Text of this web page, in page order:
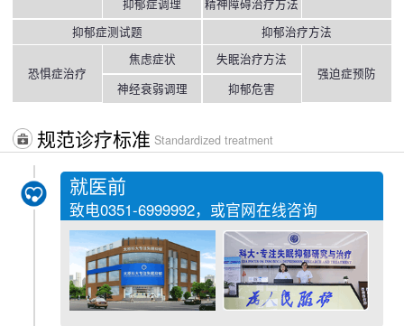
抑郁症调理
精神障碍治疗方法
抑郁症测试题 抑郁治疗方法
恐惧症治疗
焦虑症状
神经衰弱调理
失眠治疗方法
抑郁危害
强迫症预防
规范诊疗标准 Standardized treatment
就医前
致电0351-6999992，或官网在线咨询